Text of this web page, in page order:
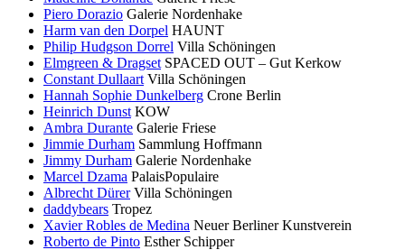
Piero Dorazio Galerie Nordenhake
Harm van den Dorpel HAUNT
Philip Hudgson Dorrel Villa Schöningen
Elmgreen & Dragset SPACED OUT – Gut Kerkow
Constant Dullaart Villa Schöningen
Hannah Sophie Dunkelberg Crone Berlin
Heinrich Dunst KOW
Ambra Durante Galerie Friese
Jimmie Durham Sammlung Hoffmann
Jimmy Durham Galerie Nordenhake
Marcel Dzama PalaisPopulaire
Albrecht Dürer Villa Schöningen
daddybears Tropez
Xavier Robles de Medina Neuer Berliner Kunstverein
Roberto de Pinto Esther Schipper